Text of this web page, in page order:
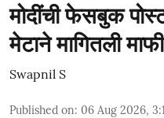
मोदींची फेसबुक
मेटाने मागितली माफी
Swapnil S
Published on: 06 Aug 2026,